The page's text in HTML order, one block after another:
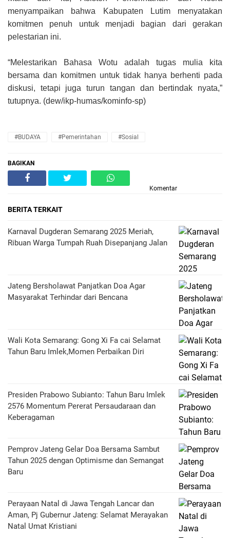
menyampaikan bahwa Kabupaten Lutim menyatakan
komitmen penuh untuk menjadi bagian dari gerakan
pelestarian ini.
“Melestarikan Bahasa Wotu adalah tugas mulia kita
bersama dan komitmen untuk tidak hanya berhenti pada
diskusi, tetapi juga turun tangan dan bertindak nyata,”
tutupnya. (dew/ikp-humas/kominfo-sp)
#BUDAYA #Pemerintahan #Sosial
BAGIKAN
Komentar
BERITA TERKAIT
Karnaval Dugderan Semarang 2025 Meriah,
Ribuan Warga Tumpah Ruah Disepanjang Jalan
Jateng Bersholawat Panjatkan Doa Agar
Masyarakat Terhindar dari Bencana
Wali Kota Semarang: Gong Xi Fa cai Selamat
Tahun Baru Imlek,Momen Perbaikan Diri
Presiden Prabowo Subianto: Tahun Baru Imlek
2576 Momentum Pererat Persaudaraan dan
Keberagaman
Pemprov Jateng Gelar Doa Bersama Sambut
Tahun 2025 dengan Optimisme dan Semangat
Baru
Perayaan Natal di Jawa Tengah Lancar dan
Aman, Pj Gubernur Jateng: Selamat Merayakan
Natal Umat Kristiani